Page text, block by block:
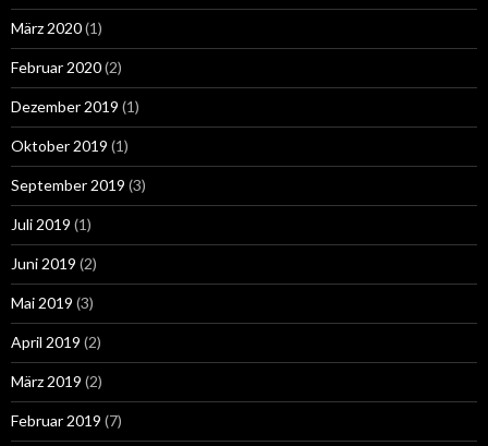
März 2020(1)
Februar 2020(2)
Dezember 2019 (1)
Oktober 2019 (1)
September 2019 (3)
Juli 2019 (1)
Juni 2019 (2)
Mai 2019 (3)
April 2019 (2)
März 2019 (2)
Februar 2019 (7)